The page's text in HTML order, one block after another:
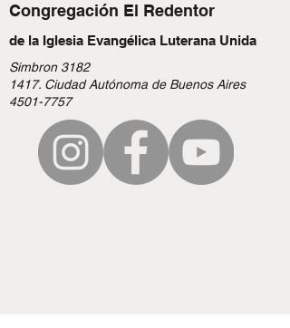
Congregación El Redentor
de la Iglesia Evangélica Luterana Unida
Simbron 3182
1417. Ciudad Autónoma de Buenos Aires
4501-7757